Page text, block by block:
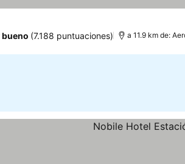
bueno (7.188 puntuaciones) a 11.9 km de: